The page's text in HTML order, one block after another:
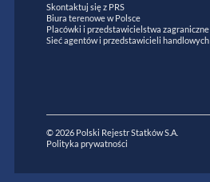
Skontaktuj się z PRS
Biura terenowe w Polsce
Placówki i przedstawicielstwa zagraniczne
Sieć agentów i przedstawicieli handlowych
© 2026 Polski Rejestr Statków S.A.
Polityka prywatności